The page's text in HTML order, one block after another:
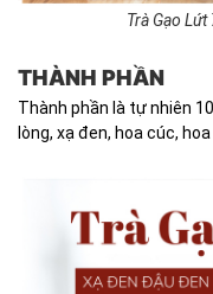
Trà Gạo
THÀNH PHẦN
Thành phần là tự nhiên
lòng, xạ đen, hoa cúc, hoa